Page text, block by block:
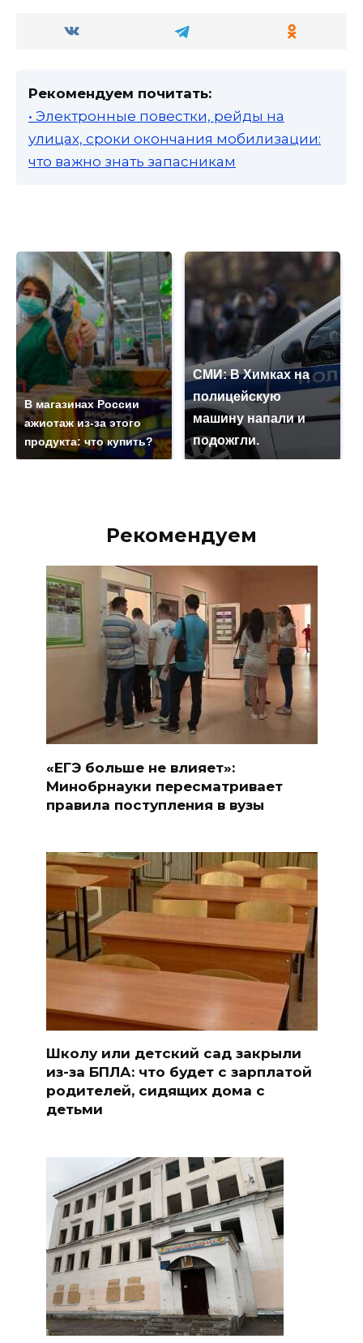
Рекомендуем почитать:
• Электронные повестки, рейды на
улицах, сроки окончания мобилизации:
что важно знать запасникам
В магазинах России
ажиотаж из-за этого
продукта: что купить?
СМИ: В Химках на
полицейскую
машину напали и
подожгли.
Рекомендуем
«ЕГЭ больше не влияет»:
Минобрнауки пересматривает
правила поступления в вузы
Школу или детский сад закрыли
из-за БПЛА: что будет с зарплатой
родителей, сидящих дома с
детьми